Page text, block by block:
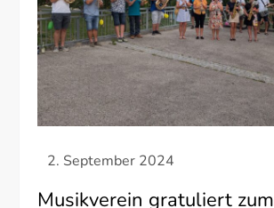
Musikverein gratuliert zum